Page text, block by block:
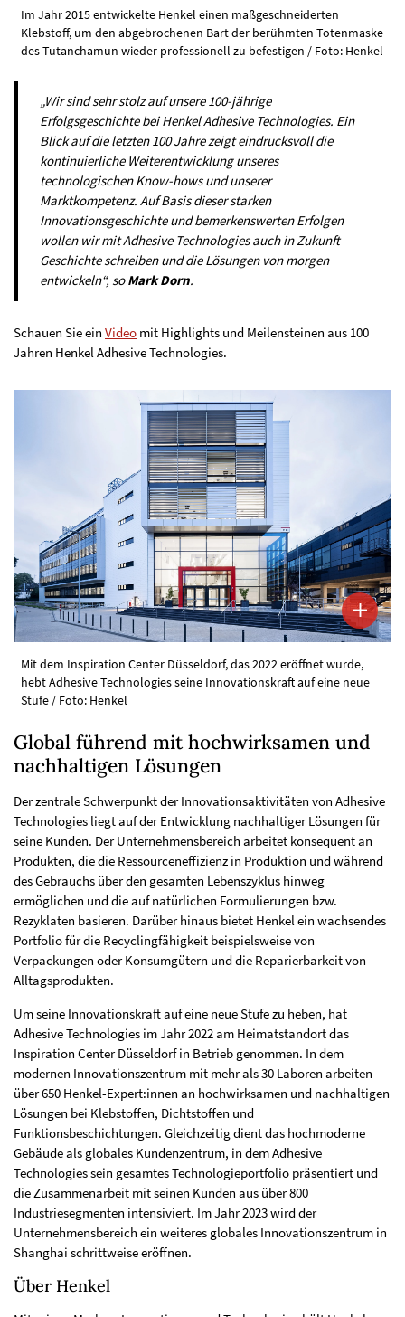
Im Jahr 2015 entwickelte Henkel einen maßgeschneiderten
Klebstoff, um den abgebrochenen Bart der berühmten Totenmaske
des Tutanchamun wieder professionell zu befestigen / Foto: Henkel
„Wir sind sehr stolz auf unsere 100-jährige
Erfolgsgeschichte bei Henkel Adhesive Technologies. Ein
Blick auf die letzten 100 Jahre zeigt eindrucksvoll die
kontinuierliche Weiterentwicklung unseres
technologischen Know-hows und unserer
Marktkompetenz. Auf Basis dieser starken
Innovationsgeschichte und bemerkenswerten Erfolgen
wollen wir mit Adhesive Technologies auch in Zukunft
Geschichte schreiben und die Lösungen von morgen
entwickeln“, soMark Dorn.
Schauen Sie ein Video mit Highlights und Meilensteinen aus 100
Jahren Henkel Adhesive Technologies.
Mit dem Inspiration Center Düsseldorf, das 2022 eröffnet wurde,
hebt Adhesive Technologies seine Innovationskraft auf eine neue
Stufe / Foto: Henkel
Global führend mit hochwirksamen und
nachhaltigen Lösungen
Der zentrale Schwerpunkt der Innovationsaktivitäten von Adhesive
Technologies liegt auf der Entwicklung nachhaltiger Lösungen für
seine Kunden. Der Unternehmensbereich arbeitet konsequent an
Produkten, die die Ressourceneffizienz in Produktion und während
des Gebrauchs über den gesamten Lebenszyklus hinweg
ermöglichen und die auf natürlichen Formulierungen bzw.
Rezyklaten basieren. Darüber hinaus bietet Henkel ein wachsendes
Portfolio für die Recyclingfähigkeit beispielsweise von
Verpackungen oder Konsumgütern und die Reparierbarkeit von
Alltagsprodukten.
Um seine Innovationskraft auf eine neue Stufe zu heben, hat
Adhesive Technologies im Jahr 2022 am Heimatstandort das
Inspiration Center Düsseldorf in Betrieb genommen. In dem
modernen Innovationszentrum mit mehr als 30 Laboren arbeiten
über 650 Henkel-Expert:innen an hochwirksamen und nachhaltigen
Lösungen bei Klebstoffen, Dichtstoffen und
Funktionsbeschichtungen. Gleichzeitig dient das hochmoderne
Gebäude als globales Kundenzentrum, in dem Adhesive
Technologies sein gesamtes Technologieportfolio präsentiert und
die Zusammenarbeit mit seinen Kunden aus über 800
Industriesegmenten intensiviert. Im Jahr 2023 wird der
Unternehmensbereich ein weiteres globales Innovationszentrum in
Shanghai schrittweise eröffnen.
Über Henkel